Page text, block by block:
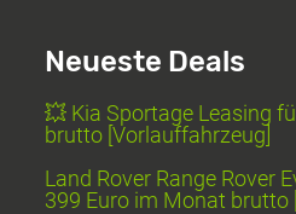
Neueste Deals
💥 Kia Sportage Leasing
brutto [Vorlauffahrzeug]
Land Rover Range Rover
399 Euro im Monat brutto